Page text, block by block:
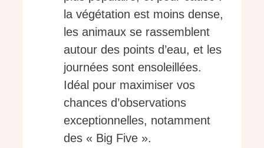
la végétation est moins dense,
les animaux se rassemblent
autour des points d’eau, et les
journées sont ensoleillées.
Idéal pour maximiser vos
chances d’observations
exceptionnelles, notamment
des « Big Five ».